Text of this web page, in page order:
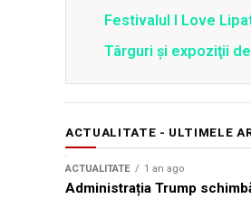
Festivalul I Love
Târguri şi expoziţii
ACTUALITATE - ULTIMELE
ACTUALITATE 1 an ago
Administrația Trump